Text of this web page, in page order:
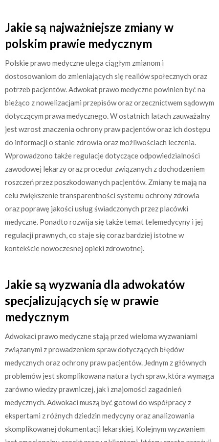
Jakie są najważniejsze zmiany w
polskim prawie medycznym
Polskie prawo medyczne ulega ciągłym zmianom i
dostosowaniom do zmieniających się realiów społecznych oraz
potrzeb pacjentów. Adwokat prawo medyczne powinien być na
bieżąco z nowelizacjami przepisów oraz orzecznictwem sądowym
dotyczącym prawa medycznego. W ostatnich latach zauważalny
jest wzrost znaczenia ochrony praw pacjentów oraz ich dostępu
do informacji o stanie zdrowia oraz możliwościach leczenia.
Wprowadzono także regulacje dotyczące odpowiedzialności
zawodowej lekarzy oraz procedur związanych z dochodzeniem
roszczeń przez poszkodowanych pacjentów. Zmiany te mają na
celu zwiększenie transparentności systemu ochrony zdrowia
oraz poprawę jakości usług świadczonych przez placówki
medyczne. Ponadto rozwija się także temat telemedycyny i jej
regulacji prawnych, co staje się coraz bardziej istotne w
kontekście nowoczesnej opieki zdrowotnej.
Jakie są wyzwania dla adwokatów
specjalizujących się w prawie
medycznym
Adwokaci prawo medyczne stają przed wieloma wyzwaniami
związanymi z prowadzeniem spraw dotyczących błędów
medycznych oraz ochrony praw pacjentów. Jednym z głównych
problemów jest skomplikowana natura tych spraw, która wymaga
zarówno wiedzy prawniczej, jak i znajomości zagadnień
medycznych. Adwokaci muszą być gotowi do współpracy z
ekspertami z różnych dziedzin medycyny oraz analizowania
skomplikowanej dokumentacji lekarskiej. Kolejnym wyzwaniem